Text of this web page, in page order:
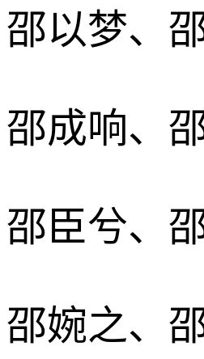
邵以梦、
邵成响、
邵臣兮、
邵婉之、